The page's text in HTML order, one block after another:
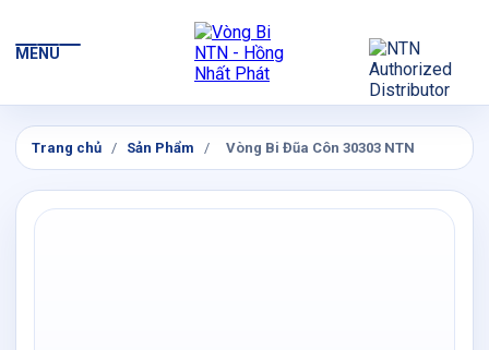
MENU
Trang chủ / Sản Phẩm / Vòng Bi Đũa Côn 30303 NTN